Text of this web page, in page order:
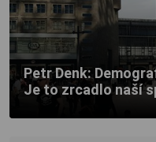
Petr Denk:
Je to zrcadlo naší